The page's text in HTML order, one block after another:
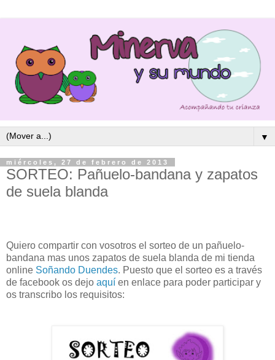
▼
miércoles, 27 de febrero de 2013
SORTEO: Pañuelo-bandana y zapatos
de suela blanda
Quiero compartir con vosotros el sorteo de un pañuelo-
bandana mas unos zapatos de suela blanda de mi tienda
online Soñando Duendes. Puesto que el sorteo es a través
de facebook os dejo aquí en enlace para poder participar y
os transcribo los requisitos: